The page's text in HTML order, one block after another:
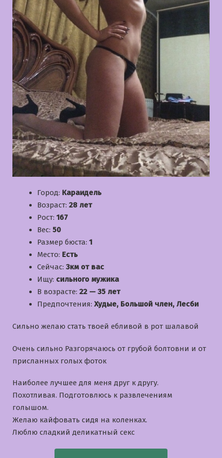
Город: Караидель
Возраст: 28 лет
Рост: 167
Вес: 50
Размер бюста: 1
Место: Есть
Сейчас: 3км от вас
Ищу: сильного мужика
В возрасте: 22 — 35 лет
Предпочтения: Худые, Большой член, Лесби
Сильно желаю стать твоей ебливой в рот шалавой
Очень сильно Разгорячаюсь от грубой болтовни и от
присланных голых фоток
Наиболее лучшее для меня друг к другу.
Похотливая. Подготовлюсь к развлечениям
голышом.
Желаю кайфовать сидя на коленках.
Люблю сладкий деликатный секс